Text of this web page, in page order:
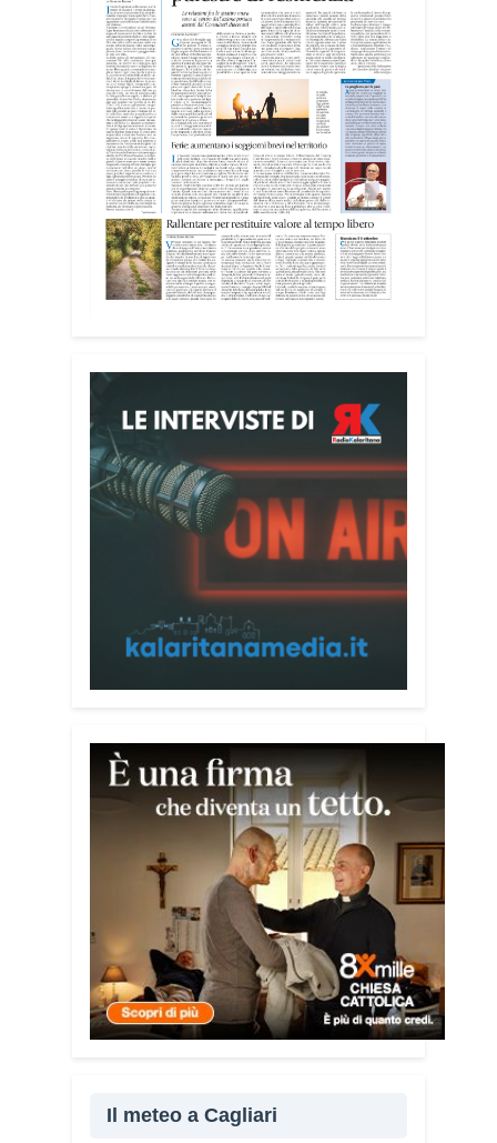
anziani e alle persone con disabilità
nelle attività dell’OAMI al supporto nei
centri di accoglienza per migranti, dove
contribuiscono anche alla cura degli
spazi comuni. «Prendersi cura degli
ambienti significa favorire accoglienza e
dignità», racconta Alessandro Adimari.
Tra i partecipanti anche i seminaristi,
impegnati accanto agli anziani della
casa di riposo Cristo Re.
«Un’esperienza di crescita umana e
Il programma dedica spazio anche ai
temi della pace e della cooperazione
nel Mediterraneo. Oggi pomeriggio, alla
Mediateca del Mediterraneo (MEM),
l’incontro con l’arcivescovo monsignor
Giuseppe Baturi ha approfondito il ruolo
dei giovani nella costruzione di ponti tra
culture e popoli, con un confronto
inserito nel percorso “Cagliari Città della
Pace e del Mediterraneo”, progetto che
promuove il dialogo e la collaborazione
tra le diverse realtà del bacino
Tra le testimonianze quella di Thea,
giovane libanese del Consiglio dei
Giovani del Mediterraneo della CEI: «Il
campo è molto più di un’esperienza di
volontariato: è un’opportunità per
costruire relazioni attraverso il servizio,
linguaggio universale capace di unire
persone diverse».
Condividi:
Facebook X
Il meteo a Cagliari